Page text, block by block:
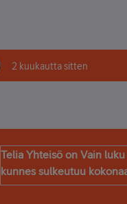
2 kuukautta sitten
Telia Yhteisö on Vain
kunnes sulkeutuu